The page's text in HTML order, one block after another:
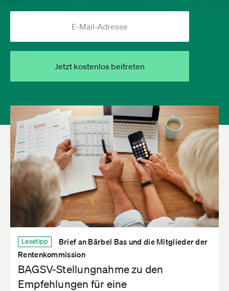
Jetzt kostenlos beitreten
Lesetipp
Brief an Bärbel Bas und die Mitglieder der
Rentenkommission
BAGSV-Stellungnahme zu den
Empfehlungen für eine